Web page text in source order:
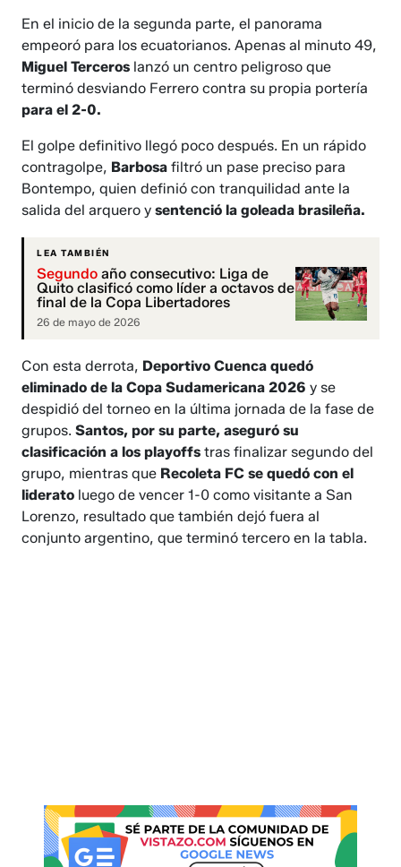
En el inicio de la segunda parte, el panorama
empeoró para los ecuatorianos. Apenas al minuto 49,
Miguel Terceros lanzó un centro peligroso que
terminó desviando Ferrero contra su propia portería
para el 2-0.
El golpe definitivo llegó poco después. En un rápido
contragolpe, Barbosafiltró un pase preciso para
Bontempo, quien definió con tranquilidad ante la
salida del arquero ysentenció la goleada brasileña.
LEA TAMBIÉN
Segundo año consecutivo: Liga de
Quito clasificó como líder a octavos de
final de la Copa Libertadores
26 de mayo de 2026
Con esta derrota, Deportivo Cuenca quedó
eliminado de la Copa Sudamericana 2026y se
despidió del torneo en la última jornada de la fase de
grupos.Santos, por su parte, aseguró su
clasificación a los playoffs tras finalizar segundo del
grupo, mientras que Recoleta FC se quedó con el
liderato luego de vencer 1-0 como visitante a San
Lorenzo, resultado que también dejó fuera al
conjunto argentino, que terminó tercero en la tabla.